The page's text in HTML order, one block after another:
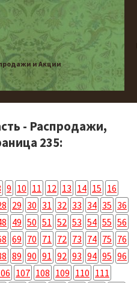
и Акции
- Распродажи,
235:
9 10 11 12 13 14 15 16
29 30 31 32 33 34 35 36
49 50 51 52 53 54 55 56
69 70 71 72 73 74 75 76
89 90 91 92 93 94 95 96
107 108 109 110 111